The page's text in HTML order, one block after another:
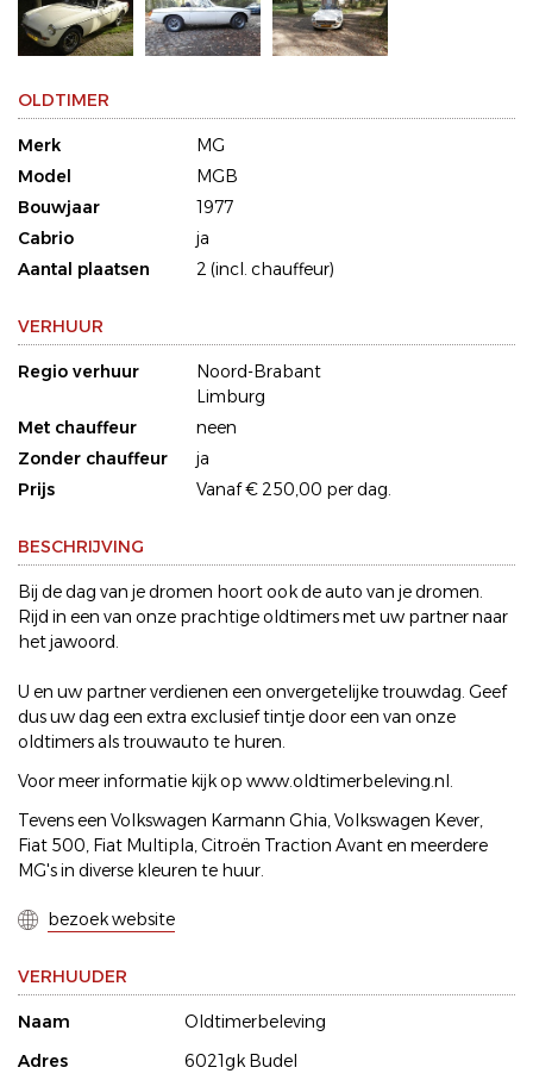
OLDTIMER
Merk
MG
Model
MGB
Bouwjaar
1977
Cabrio
ja
Aantal plaatsen
2 (incl. chauffeur)
VERHUUR
Regio verhuur
Noord-Brabant
Limburg
Met chauffeur
neen
Zonder chauffeur
ja
Prijs
Vanaf € 250,00 per dag.
BESCHRIJVING
Bij de dag van je dromen hoort ook de auto van je dromen.
Rijd in een van onze prachtige oldtimers met uw partner naar
het jawoord.
U en uw partner verdienen een onvergetelijke trouwdag. Geef
dus uw dag een extra exclusief tintje door een van onze
oldtimers als trouwauto te huren.
Voor meer informatie kijk op www.oldtimerbeleving.nl.
Tevens een Volkswagen Karmann Ghia, Volkswagen Kever,
Fiat 500, Fiat Multipla, Citroën Traction Avant en meerdere
MG's in diverse kleuren te huur.
bezoek website
VERHUUDER
Naam
Oldtimerbeleving
Adres
6021gk Budel